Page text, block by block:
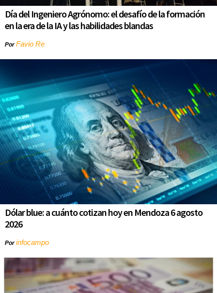
Día del Ingeniero Agrónomo: el desafío de la formación
en la era de la IA y las habilidades blandas
PorFavio Re
Dólar blue: a cuánto cotizan hoy en Mendoza 6 agosto
2026
Porinfocampo